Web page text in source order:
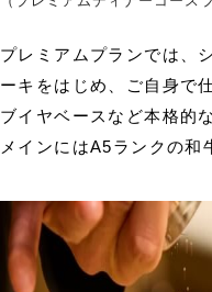
プレミアムプランでは、
ーキをはじめ、ご自身で
ブイヤベースなど本格的
メインにはA5ランクの和